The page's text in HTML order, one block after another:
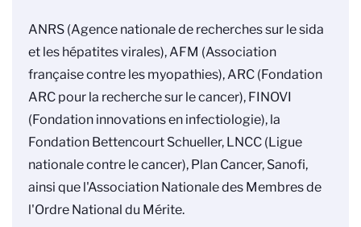
ANRS (Agence nationale de recherches sur le sida
et les hépatites virales), AFM (Association
française contre les myopathies), ARC (Fondation
ARC pour la recherche sur le cancer), FINOVI
(Fondation innovations en infectiologie), la
Fondation Bettencourt Schueller, LNCC (Ligue
nationale contre le cancer), Plan Cancer, Sanofi,
ainsi que l'Association Nationale des Membres de
l'Ordre National du Mérite.